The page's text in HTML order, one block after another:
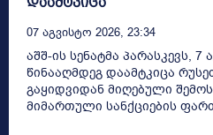
07 Აგვისტო 2026, 23:34
აშშ-ის სენატმა პარასკევს, 7
წინააღმდეგ დაამტკიცა
გაყიდვიდან მიღებული
მიმართული სანქციების